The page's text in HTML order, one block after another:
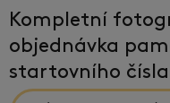
Kompletní
objednávka
startovního